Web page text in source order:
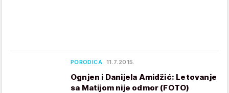
PORODICA 11.7.2015.
Ognjen i Danijela Amidžić: Letovanje
sa Matijom nije odmor (FOTO)